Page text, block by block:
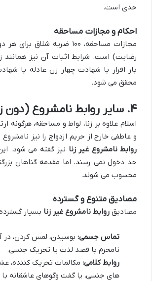
حدی است.
احکام و مجازات مساحقه
مجازات مساحقه، ۱۰۰ ضربه
رضایت) است. شرایط اثبات آن نیز همانند
بار اقرار یا شهادت چهار زن عادله یا
محقق می شود.
۴. سایر روابط نامشروع (دون زنا)
اسلام علاوه بر زنا، لواط و مساحقه، هرگونه
و عاطفی خارج از حریم ازدواج را نیز
روابط نامشروع غیر زنا نیز گفته می شود.
حد دخول نمی رسند، اما مقدمه گناهان
محسوب می شوند.
مصادیق متنوع و گسترده
مصادیق روابط نامشروع غیر زنا بسیار
تماس جسمی: بوسیدن، لمس کردن، در
نامحرم با قصد لذت یا تحریک جنسی.
روابط کلامی: مکالمات تحریک کننده،
های جنسی، یا گفت وگوهای عاشقانه با